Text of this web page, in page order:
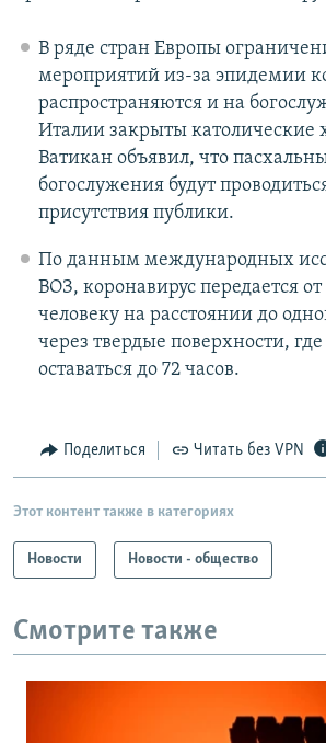
В ряде стран Европы
мероприятий из-за эпидемии
распространяются и на
Италии закрыты католические
Ватикан объявил, что
богослужения будут
присутствия публики.
По данным международных
ВОЗ, коронавирус передается
человеку на расстоянии до
через твердые поверхности,
оставаться до 72 часов.
Поделиться Читать без VPN
Этот контент также в категориях
Новости Новости - общество
Смотрите также